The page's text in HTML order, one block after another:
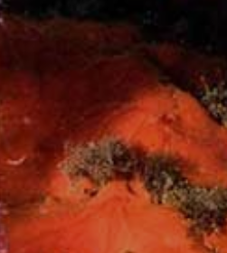
Marketing y publicidad
Estas cookies son utilizadas
sobre las preferencias y
a través de la observación
navegación. Gracias a ellas,
de navegación en el sitio web y
relacionada con el perfil de